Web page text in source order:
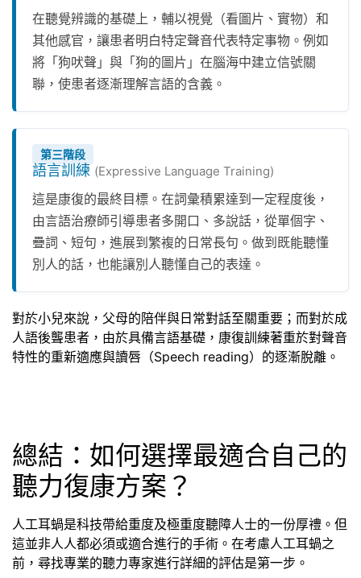
在聽覺辨識的基礎上，輔以視覺（看圖片、實物）和
其他感官，讓患者明白特定聲音代表特定事物。例如
將「狗吠聲」與「狗的圖片」在腦海中建立信號關
聯，使患者逐漸理解言語的含義。
第三階段
語言訓練 (Expressive Language Training)
這是康復的最終目標。在詞彙積累達到一定程度後，
由言語治療師引導患者多開口、多說話，從單個字、
疊詞、短句，進展到繁複的日常長句。做到既能聽懂
別人的話，也能讓別人聽懂自己的表達。
對於小兒來說，父母的陪伴與日常對話至關重要；而對於成
人語後聾患者，由於具備言語基礎，康復訓練著重於對聲音
特性的重新適應與讀唇（Speech reading）的逐漸脫離。
總結：如何選擇最適合自己的
聽力復康方案？
人工耳蝸是科技帶給重度及極重度聽障人士的一份厚禮。但
這並非人人都必須或適合進行的手術。在考慮人工耳蝸之
前，尋找專業的聽力專家進行詳細的評估是第一步。